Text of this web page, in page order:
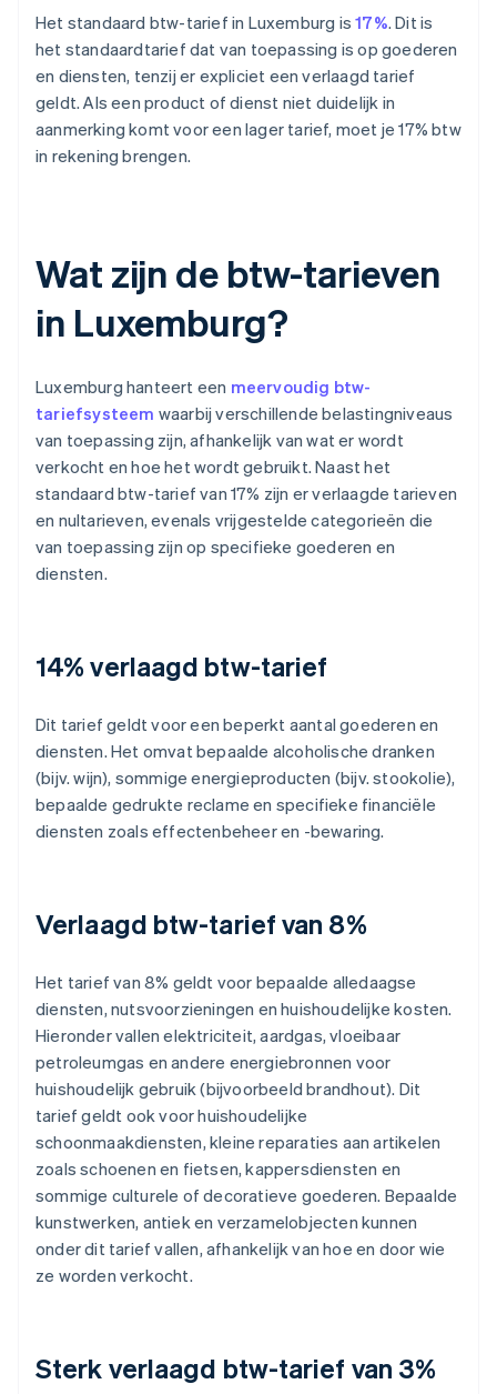
Het standaard btw-tarief in Luxemburg is17%. Dit is
het standaardtarief dat van toepassing is op goederen
en diensten, tenzij er expliciet een verlaagd tarief
geldt. Als een product of dienst niet duidelijk in
aanmerking komt voor een lager tarief, moet je 17% btw
in rekening brengen.
Wat zijn de btw-tarieven
in Luxemburg?
Luxemburg hanteert een meervoudig btw-
tariefsysteem waarbij verschillende belastingniveaus
van toepassing zijn, afhankelijk van wat er wordt
verkocht en hoe het wordt gebruikt. Naast het
standaard btw-tarief van 17% zijn er verlaagde tarieven
en nultarieven, evenals vrijgestelde categorieën die
van toepassing zijn op specifieke goederen en
diensten.
14% verlaagd btw-tarief
Dit tarief geldt voor een beperkt aantal goederen en
diensten. Het omvat bepaalde alcoholische dranken
(bijv. wijn), sommige energieproducten (bijv. stookolie),
bepaalde gedrukte reclame en specifieke financiële
diensten zoals effectenbeheer en -bewaring.
Verlaagd btw-tarief van 8%
Het tarief van 8% geldt voor bepaalde alledaagse
diensten, nutsvoorzieningen en huishoudelijke kosten.
Hieronder vallen elektriciteit, aardgas, vloeibaar
petroleumgas en andere energiebronnen voor
huishoudelijk gebruik (bijvoorbeeld brandhout). Dit
tarief geldt ook voor huishoudelijke
schoonmaakdiensten, kleine reparaties aan artikelen
zoals schoenen en fietsen, kappersdiensten en
sommige culturele of decoratieve goederen. Bepaalde
kunstwerken, antiek en verzamelobjecten kunnen
onder dit tarief vallen, afhankelijk van hoe en door wie
ze worden verkocht.
Sterk verlaagd btw-tarief van 3%